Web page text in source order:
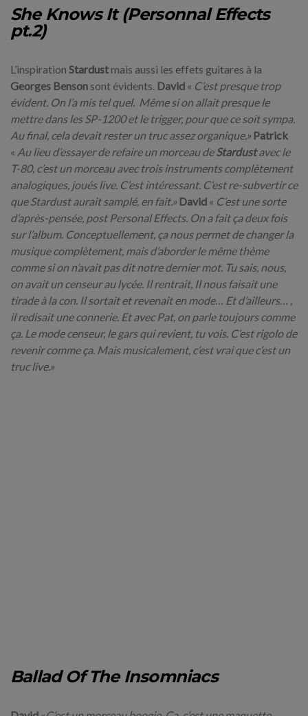
She Knows It (Personnal Effects
pt.2)
L’inspiration Stardust mais aussi les effets guitares à la
Georges Benson sont évidents. David « C’est presque trop
évident. On l’a mis tel quel. Même si on allait presque le
mettre dans les SP-1200 et le trigger, pour que ce soit sympa.
Au final, cela devait rester un truc assez organique.» Patrick
« Au lieu d’essayer de refaire un morceau deStardustavec le
T-80, c’est un morceau avec trois instruments complètement
analogiques, joués live. C’est intéressant. C’est re-subvertir ce
que Stardust aurait samplé, en fait.» David « C’est une sorte
d’après-pensée, post Personal Effects. On a fait ça deux fois
sur l’album. Conceptuellement, ça nous permet de changer la
musique complètement, mais d’aborder le même thème
comme si on n’avait pas dit notre dernier mot. Tu sais, nous,
on avait un censeur au lycée. Il rentrait, Il nous faisait une
tirade à la con. Il sortait et revenait en mode… Et d’ailleurs… ,
il redisait une connerie. Et avec Pat, on parle toujours comme
ça. Le mode censeur, le gars qui revient, tu vois. C’est rigolo de
revenir comme ça. Mais musicalement, c’est vrai que c’est un
truc live.»
Ballad Of The Insomniacs